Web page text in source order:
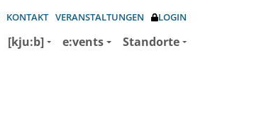
KONTAKT VERANSTALTUNGEN LOGIN
[kju:b] e:vents Standorte